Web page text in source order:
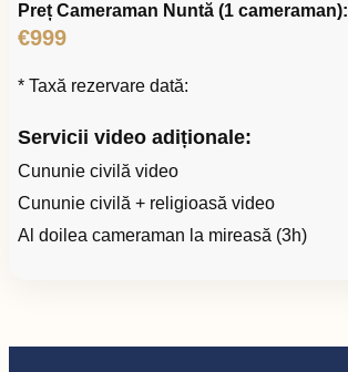
Preț Cameraman Nuntă (1 cameraman):
€999
* Taxă rezervare dată:
Servicii video adiționale:
Cununie civilă video
Cununie civilă + religioasă video
Al doilea cameraman la mireasă (3h)